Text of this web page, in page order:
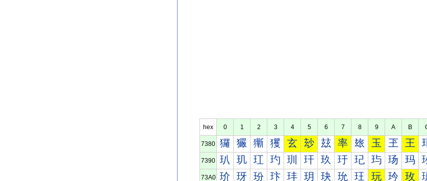
hex 0 1 2 3 4 5 6 7 8 9 A B
7380 玀 玁 玂 玃 玄 玅 玆 率 玈 玉 玊 王
7390 玐 玑 玒 玓 玔 玕 玖 玗 玘 玙 玚 玛
73A0 玠 玡 玢 玣 玤 玥 玦 玧 玨 玩 玪 玫